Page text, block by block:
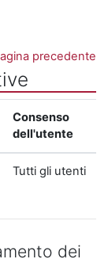
precedente
Consenso
dell'utente
Tutti gli utenti
dei